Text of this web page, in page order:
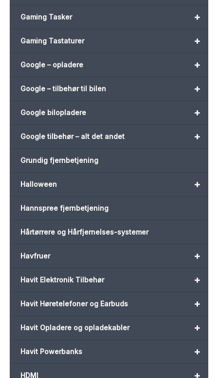
+
Gaming Tasker
+
Gaming Tastaturer
+
Google – opladere
+
Google – tilbehør til bilen
+
Google bilopladere
+
Google tilbehør – alt det andet
Grundig fjernbetjening
+
Halloween
Hannspree fjernbetjening
Hårtørrere og Hårfjernelses-systemer
+
Havfruer
+
Havit Elektronik Tilbehør
+
Havit Høretelefoner og Earbuds
+
Havit Opladere og opladekabler
+
Havit Powerbanks
+
HDMI